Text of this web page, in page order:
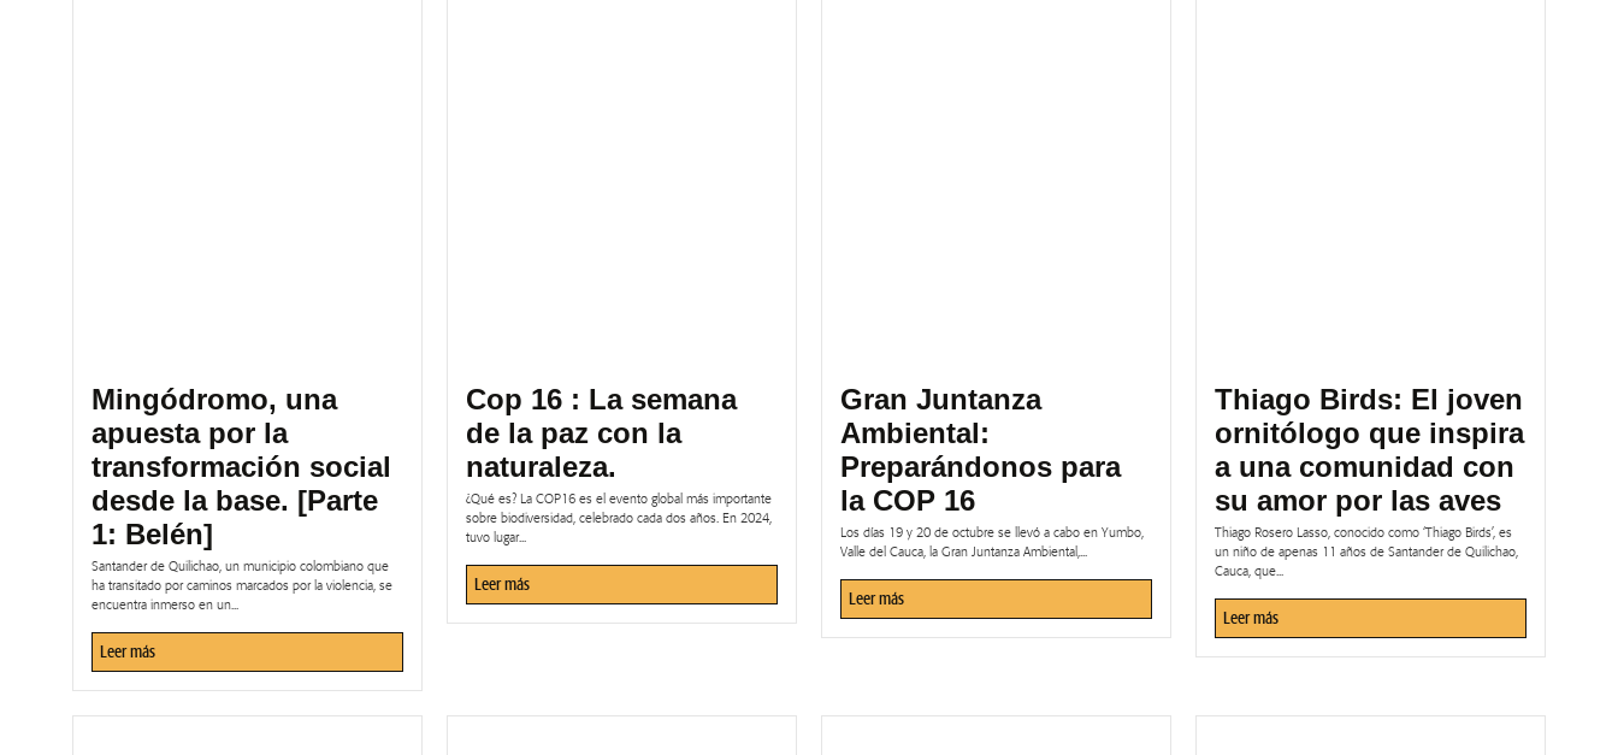
Mingódromo, una
apuesta por la
transformación social
desde la base. [Parte
1: Belén]
Santander de Quilichao, un municipio colombiano que
ha transitado por caminos marcados por la violencia, se
encuentra inmerso en un...
Leer más
Cop 16 : La semana
de la paz con la
naturaleza.
¿Qué es? La COP16 es el evento global más importante
sobre biodiversidad, celebrado cada dos años. En 2024,
tuvo lugar...
Leer más
Gran Juntanza
Ambiental:
Preparándonos para
la COP 16
Los días 19 y 20 de octubre se llevó a cabo en Yumbo,
Valle del Cauca, la Gran Juntanza Ambiental,...
Leer más
Thiago Birds: El joven
ornitólogo que inspira
a una comunidad con
su amor por las aves
Thiago Rosero Lasso, conocido como ‘Thiago Birds’, es
un niño de apenas 11 años de Santander de Quilichao,
Cauca, que...
Leer más